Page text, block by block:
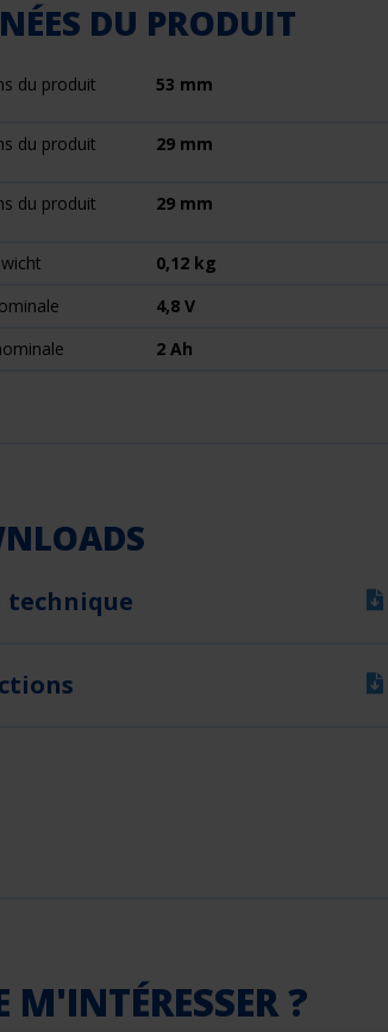
DU PRODUIT
du produit 53 mm
du produit 29 mm
du produit 29 mm
0,12 kg
4,8 V
2 Ah
technique
M'INTÉRESSER ?